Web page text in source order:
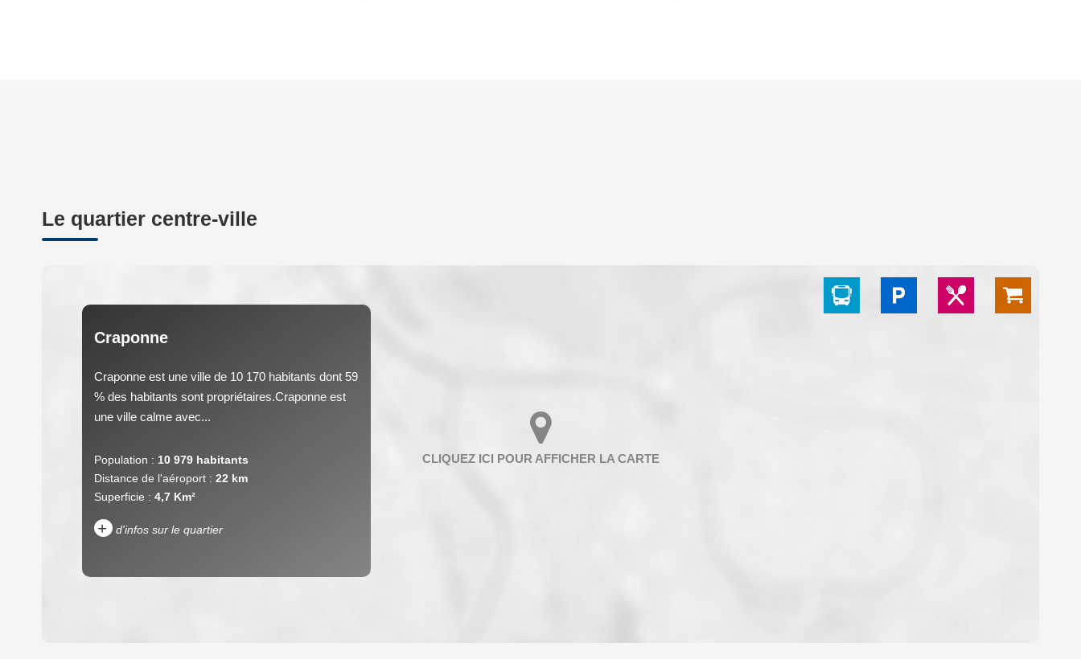
Le quartier centre-ville
Craponne
Craponne est une ville de 10 170 habitants dont 59
% des habitants sont propriétaires.Craponne est
une ville calme avec...
Population : 10 979 habitants
Distance de l'aéroport : 22 km
Superficie : 4,7 Km²
+ d'infos sur le quartier